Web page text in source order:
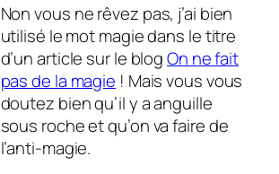
Non vous ne rêvez pas, j’ai bien
utilisé le mot magie dans le titre
d’un article sur le blogOn ne fait
pas de la magie ! Mais vous vous
doutez bien qu’il y a anguille
sous roche et qu’on va faire de
l’anti-magie.